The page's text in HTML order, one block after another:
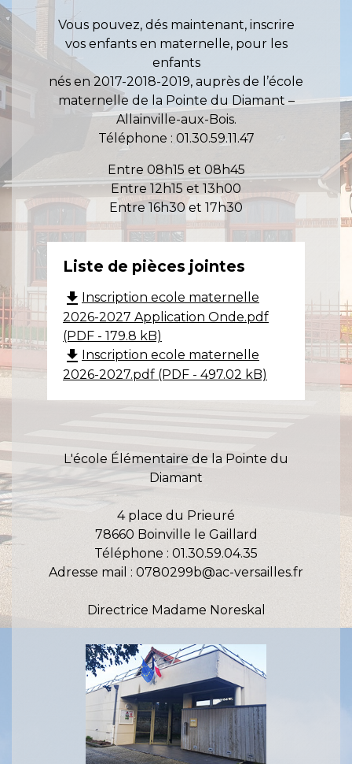
Vous pouvez, dés maintenant, inscrire
vos enfants en maternelle, pour les
enfants
nés en 2017-2018-2019, auprès de l’école
maternelle de la Pointe du Diamant –
Allainville-aux-Bois.
Téléphone : 01.30.59.11.47
Entre 08h15 et 08h45
Entre 12h15 et 13h00
Entre 16h30 et 17h30
Liste de pièces jointes
file_download Inscription ecole maternelle
2026-2027 Application Onde.pdf
(PDF - 179.8 kB)
file_download Inscription ecole maternelle
2026-2027.pdf (PDF - 497.02 kB)
L'école Élémentaire de la Pointe du
Diamant
4 place du Prieuré
78660 Boinville le Gaillard
Téléphone : 01.30.59.04.35
Adresse mail : 0780299b@ac-versailles.fr
Directrice Madame Noreskal